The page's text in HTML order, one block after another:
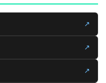
↗
↗
↗